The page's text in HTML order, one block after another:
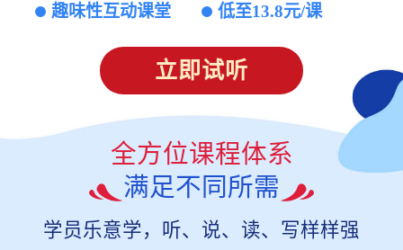
趣味性互动课堂
低至13.8元/课
立即试听
全方位课程体系
满足不同所需
学员乐意学，听、说、读、写样样强